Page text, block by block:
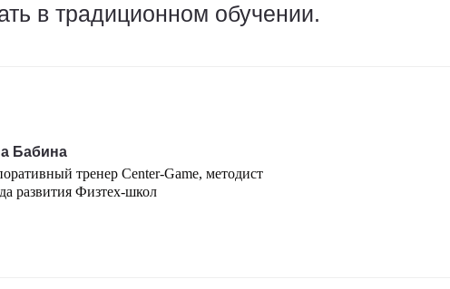
в традиционном обучении.
Бабина
тренер Center-Game, методист
развития Физтех-школ